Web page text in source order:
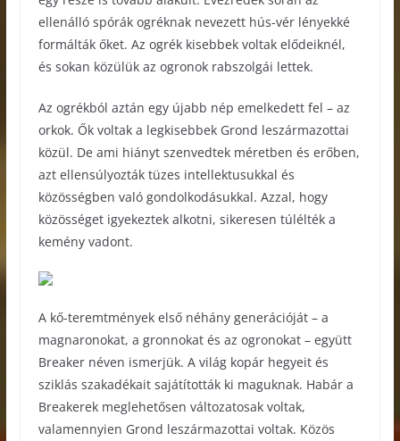
ellenálló spórák ogréknak nevezett hús-vér lényekké
formálták őket. Az ogrék kisebbek voltak elődeiknél,
és sokan közülük az ogronok rabszolgái lettek.
Az ogrékból aztán egy újabb nép emelkedett fel – az
orkok. Ők voltak a legkisebbek Grond leszármazottai
közül. De ami hiányt szenvedtek méretben és erőben,
azt ellensúlyozták tüzes intellektusukkal és
közösségben való gondolkodásukkal. Azzal, hogy
közösséget igyekeztek alkotni, sikeresen túlélték a
kemény vadont.
A kő-teremtmények első néhány generációját – a
magnaronokat, a gronnokat és az ogronokat – együtt
Breaker néven ismerjük. A világ kopár hegyeit és
sziklás szakadékait sajátították ki maguknak. Habár a
Breakerek meglehetősen változatosak voltak,
valamennyien Grond leszármazottai voltak. Közös